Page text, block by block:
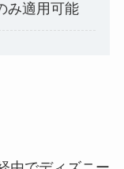
み適用可能